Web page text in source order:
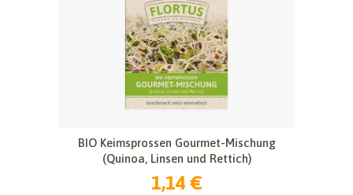
BIO Keimsprossen Gourmet-Mischung
(Quinoa, Linsen und Rettich)
1,14 €